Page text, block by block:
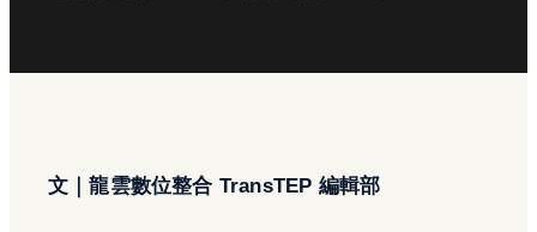
文｜龍雲數位整合 TransTEP 編輯部